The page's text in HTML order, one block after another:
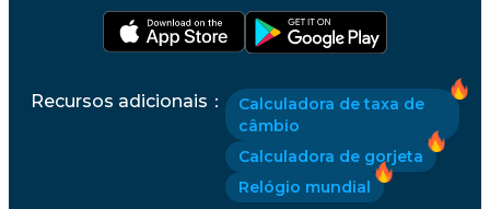
Recursos adicionais ：
Calculadora de taxa de
câmbio
Calculadora de gorjeta
Relógio mundial